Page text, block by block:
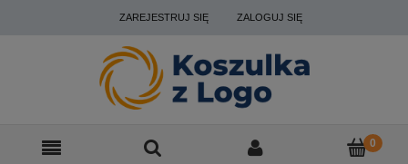
ZAREJESTRUJ SIĘ ZALOGUJ SIĘ